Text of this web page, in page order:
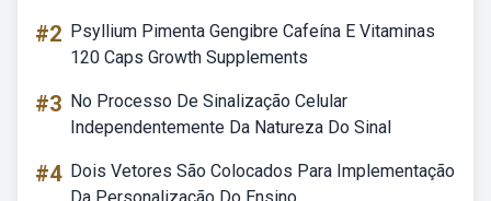
#2 Psyllium Pimenta Gengibre Cafeína E Vitaminas
120 Caps Growth Supplements
#3 No Processo De Sinalização Celular
Independentemente Da Natureza Do Sinal
#4 Dois Vetores São Colocados Para Implementação